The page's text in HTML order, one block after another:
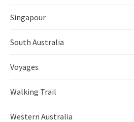
Singapour
South Australia
Voyages
Walking Trail
Western Australia